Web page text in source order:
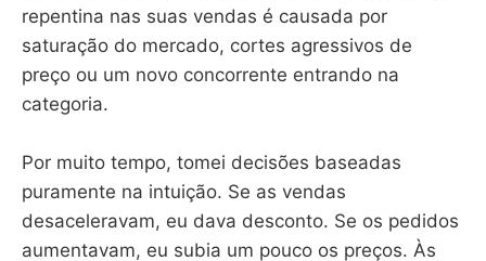
repentina nas suas vendas é causada por
saturação do mercado, cortes agressivos de
preço ou um novo concorrente entrando na
categoria.
Por muito tempo, tomei decisões baseadas
puramente na intuição. Se as vendas
desaceleravam, eu dava desconto. Se os pedidos
aumentavam, eu subia um pouco os preços. Às